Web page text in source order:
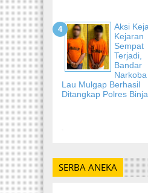
Aksi
Kejaran
Sempat
Terjadi,
Bandar
Narkoba
Lau Mulgap Berhasil
Ditangkap Polres
-
SERBA ANEKA